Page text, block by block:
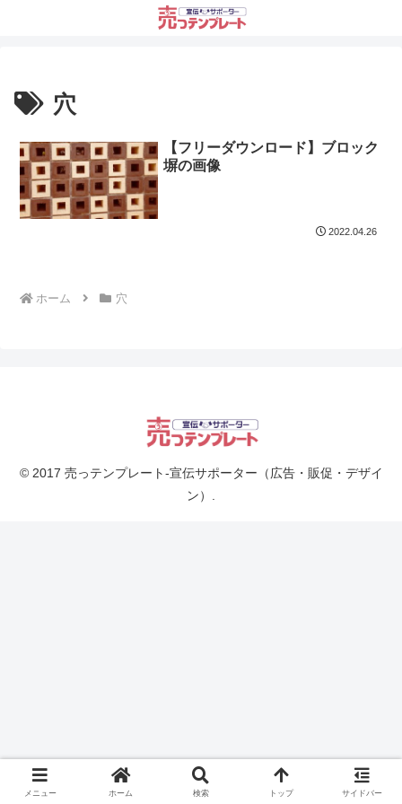
穴
【フリーダウンロード】ブロック
塀の画像
2022.04.26
ホーム 穴
© 2017 売っテンプレート-宣伝サポーター（広告・販促・デザイ
ン）.
メニュー ホーム 検索 トップ サイドバー